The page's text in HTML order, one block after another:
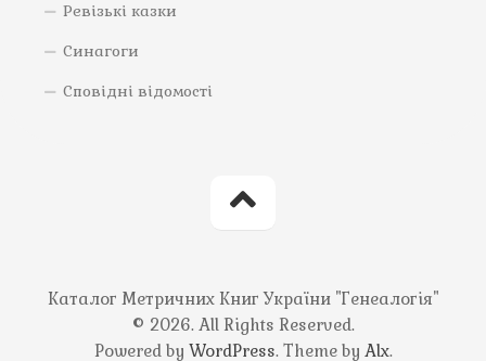
Ревізькі казки
Синагоги
Сповідні відомості
Каталог Метричних Книг України "Генеалогія"
© 2026. All Rights Reserved.
Powered by WordPress. Theme by Alx.